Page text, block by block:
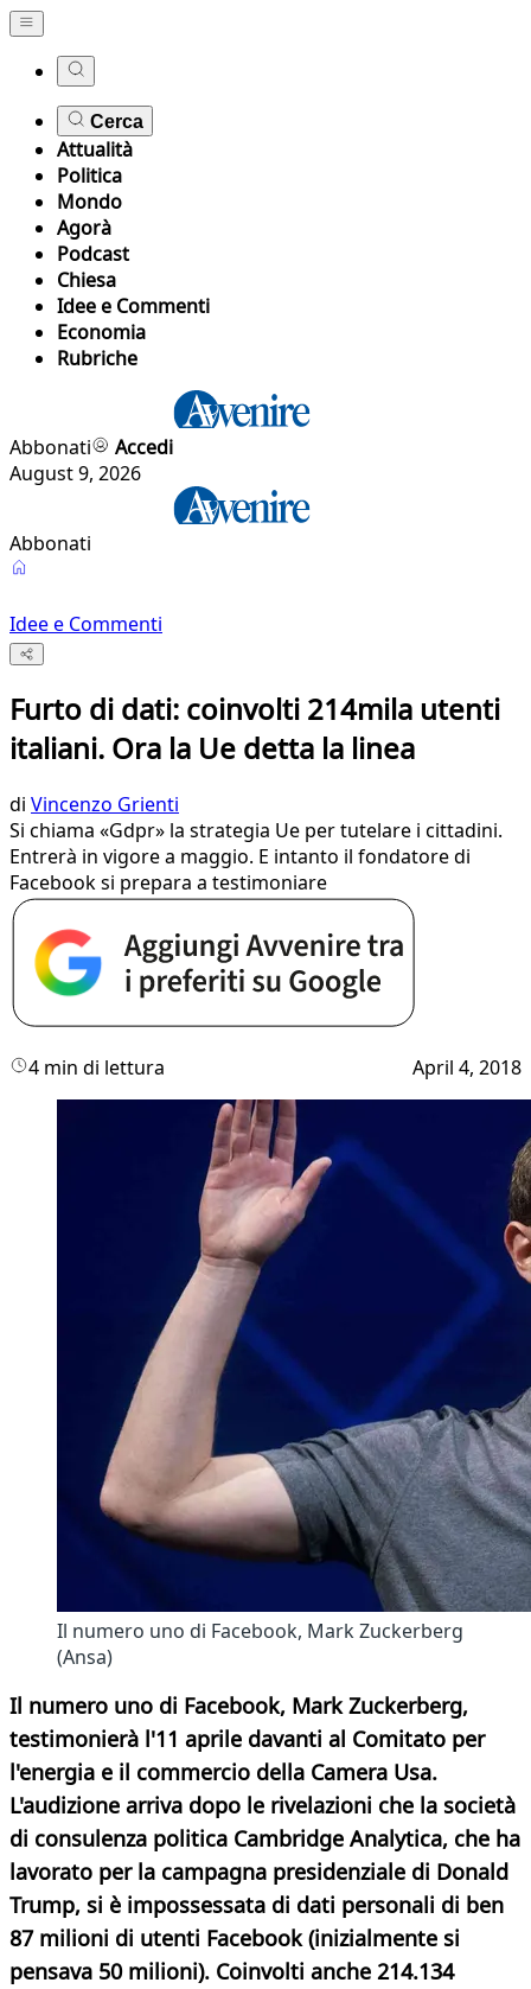
Cerca
Attualità
Politica
Mondo
Agorà
Podcast
Chiesa
Idee e Commenti
Economia
Rubriche
Abbonati
Accedi
August 9, 2026
Abbonati
Idee e Commenti
Furto di dati: coinvolti 214mila utenti
italiani. Ora la Ue detta la linea
di Vincenzo Grienti
Si chiama «Gdpr» la strategia Ue per tutelare i cittadini.
Entrerà in vigore a maggio. E intanto il fondatore di
Facebook si prepara a testimoniare
4 min di lettura April 4, 2018
Il numero uno di Facebook, Mark Zuckerberg
(Ansa)
Il numero uno di Facebook, Mark Zuckerberg,
testimonierà l'11 aprile davanti al Comitato per
l'energia e il commercio della Camera Usa.
L'audizione arriva dopo le rivelazioni che la società
di consulenza politica Cambridge Analytica, che ha
lavorato per la campagna presidenziale di Donald
Trump, si è impossessata di dati personali di ben
87 milioni di utenti Facebook (inizialmente si
pensava 50 milioni). Coinvolti anche 214.134